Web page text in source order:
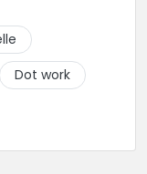
Dot work